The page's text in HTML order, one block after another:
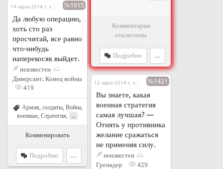
Комментарии
отключены
Подробно ...
14 марта 2014 г. в 13:05№1615
Да любую операцию,
хоть сто раз
просчитай, все равно
что-нибудь
наперекосяк выйдет.
неизвестен
Диверсант. Конец войны
419
Армия, солдаты, Война,
военные Стратегия ...
Комменировать
Подробно ...
12 марта 2014 г. в 18:31№1421
Вы знаете, какая
военная стратегия
самая лучшая? —
Отнять у противника
желание сражаться
не применяя силу.
неизвестен
Гренадер
429